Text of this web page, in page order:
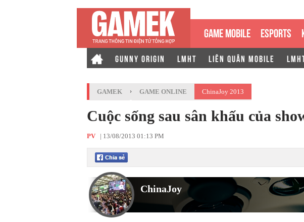
GAME MOBILE ESPORTS
GUNNY ORIGIN LMHT LIÊN QUÂN MOBILE
GAMEK › GAME ONLINE ChinaJoy 2013
Cuộc sống sau sân khấu của
PV | 13/08/2013 01:13 PM
ChinaJoy